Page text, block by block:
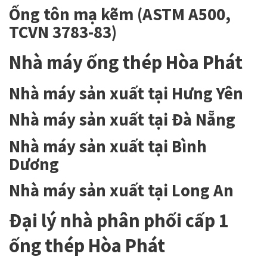
Ống tôn mạ kẽm (ASTM A500,
TCVN 3783-83)
Nhà máy ống thép Hòa Phát
Nhà máy sản xuất tại Hưng Yên
Nhà máy sản xuất tại Đà Nẵng
Nhà máy sản xuất tại Bình
Dương
Nhà máy sản xuất tại Long An
Đại lý nhà phân phối cấp 1
ống thép Hòa Phát